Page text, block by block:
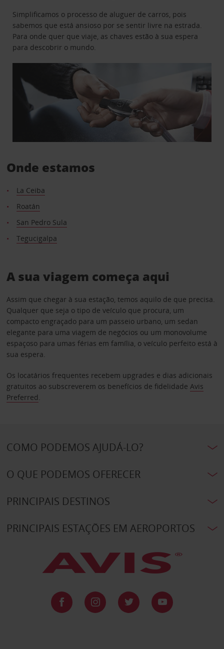
Simplificamos o processo de aluguer de carros, pois
sabemos que está ansioso por se sentir livre na estrada.
Para onde quer que viaje, as chaves estão à sua espera
para descobrir o mundo.
Onde estamos
La Ceiba
Roatán
San Pedro Sula
Tegucigalpa
A sua viagem começa aqui
Assim que chegar à sua estação, temos aquilo de que precisa.
Qualquer que seja o tipo de veículo que procura, um
compacto engraçado para um passeio urbano, um sedan
elegante para uma viagem de negócios ou um monovolume
espaçoso para umas férias em família, o veículo perfeito está à
sua espera.
Os locatários frequentes recebem upgrades e dias adicionais
gratuitos ao subscreverem os benefícios de fidelidade Avis
Preferred.
COMO PODEMOS AJUDÁ-LO?
O QUE PODEMOS OFERECER
PRINCIPAIS DESTINOS
PRINCIPAIS ESTAÇÕES EM AEROPORTOS